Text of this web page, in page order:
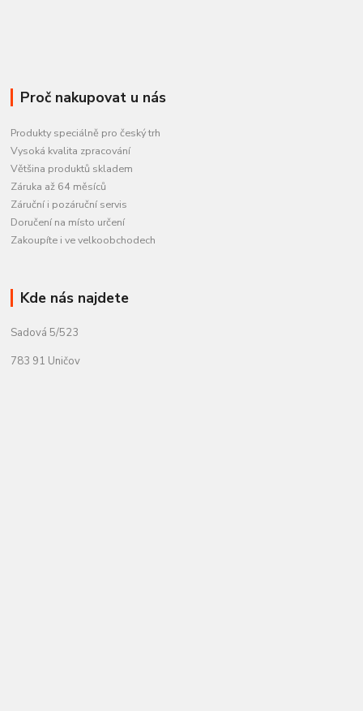
Proč nakupovat u nás
Produkty speciálně pro český trh
Vysoká kvalita zpracování
Většina produktů skladem
Záruka až 64 měsíců
Záruční i pozáruční servis
Doručení na místo určení
Zakoupíte i ve velkoobchodech
Kde nás najdete
Sadová 5/523
783 91 Uničov